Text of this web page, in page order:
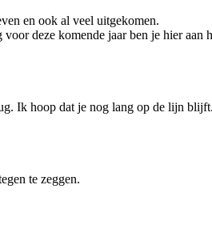
en ook al veel uitgekomen.
deze komende jaar ben je hier
Ik hoop dat je nog lang op de lijn
te zeggen.